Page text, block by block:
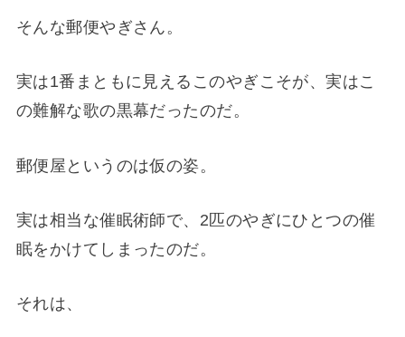
そんな郵便やぎさん。
実は1番まともに見えるこのやぎこそが、実はこ
の難解な歌の黒幕だったのだ。
郵便屋というのは仮の姿。
実は相当な催眠術師で、2匹のやぎにひとつの催
眠をかけてしまったのだ。
それは、